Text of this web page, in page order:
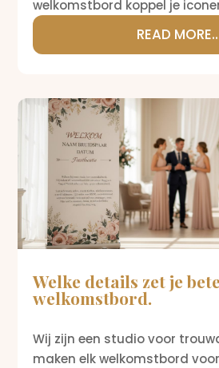
welkomstbord koppel je
READ
Welke details zet je
welkomstbord.
Wij zijn een studio voor
maken elk welkomstbord